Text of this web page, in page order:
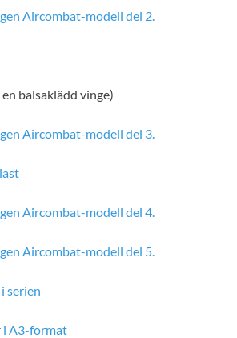
Aircombat-modell del 2.
balsaklädd vinge)
Aircombat-modell del 3.
Aircombat-modell del 4.
Aircombat-modell del 5.
serien
i A3-format